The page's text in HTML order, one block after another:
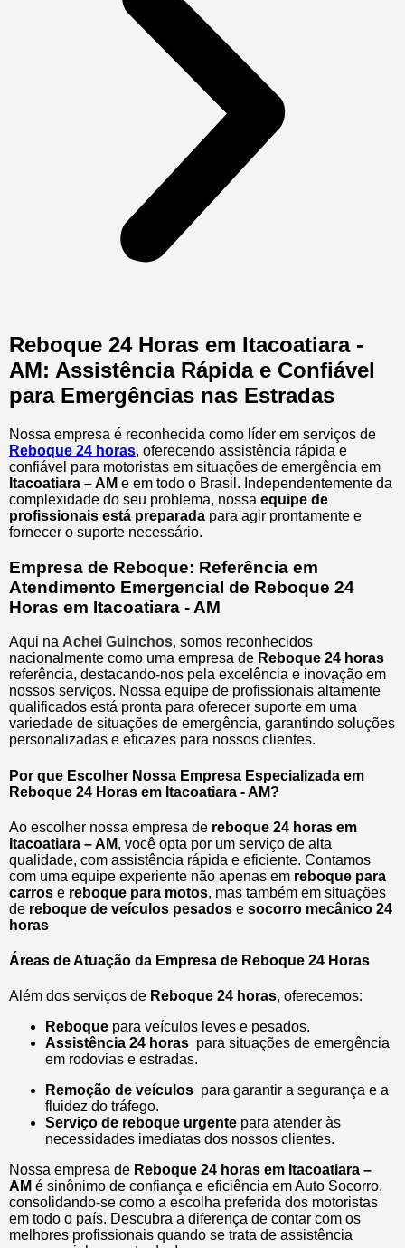
Reboque 24 Horas em Itacoatiara -
AM: Assistência Rápida e Confiável
para Emergências nas Estradas
Nossa empresa é reconhecida como líder em serviços de
Reboque 24 horas, oferecendo assistência rápida e
confiável para motoristas em situações de emergência em
Itacoatiara – AM e em todo o Brasil. Independentemente da
complexidade do seu problema, nossa equipe de
profissionais está preparada para agir prontamente e
fornecer o suporte necessário.
Empresa de Reboque: Referência em
Atendimento Emergencial de Reboque 24
Horas em Itacoatiara - AM
Aqui na Achei Guinchos, somos reconhecidos
nacionalmente como uma empresa de Reboque 24 horas
referência, destacando-nos pela excelência e inovação em
nossos serviços. Nossa equipe de profissionais altamente
qualificados está pronta para oferecer suporte em uma
variedade de situações de emergência, garantindo soluções
personalizadas e eficazes para nossos clientes.
Por que Escolher Nossa Empresa Especializada em
Reboque 24 Horas em Itacoatiara - AM?
Ao escolher nossa empresa de reboque 24 horas em
Itacoatiara – AM, você opta por um serviço de alta
qualidade, com assistência rápida e eficiente. Contamos
com uma equipe experiente não apenas em reboque para
carros e reboque para motos, mas também em situações
de reboque de veículos pesados e socorro mecânico 24
horas
Áreas de Atuação da Empresa de Reboque 24 Horas
Além dos serviços de Reboque 24 horas, oferecemos:
Reboque para veículos leves e pesados.
Assistência 24 horas para situações de emergência
em rodovias e estradas.
Remoção de veículos para garantir a segurança e a
fluidez do tráfego.
Serviço de reboque urgente para atender às
necessidades imediatas dos nossos clientes.
Nossa empresa de Reboque 24 horas em Itacoatiara –
AM é sinônimo de confiança e eficiência em Auto Socorro,
consolidando-se como a escolha preferida dos motoristas
em todo o país. Descubra a diferença de contar com os
melhores profissionais quando se trata de assistência